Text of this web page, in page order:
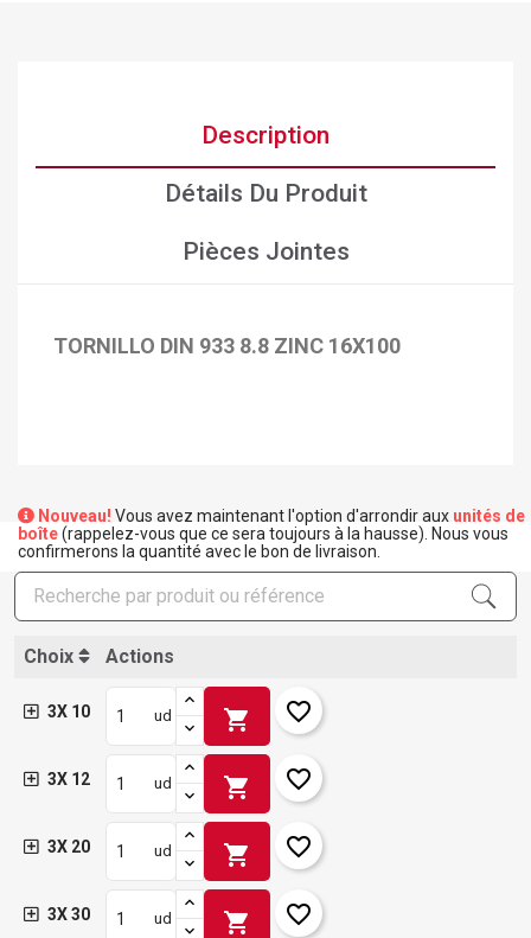
Description
Détails Du Produit
Pièces Jointes
TORNILLO DIN 933 8.8 ZINC 16X100
Nouveau! Vous avez maintenant l'option d'arrondir aux unités de
boîte(rappelez-vous que ce sera toujours à la hausse). Nous vous
confirmerons la quantité avec le bon de livraison.
Choix Actions
3X 10 ud shopping_cart favorite_border
3X 12 ud shopping_cart favorite_border
3X 20 ud shopping_cart favorite_border
3X 30 ud shopping_cart favorite_border